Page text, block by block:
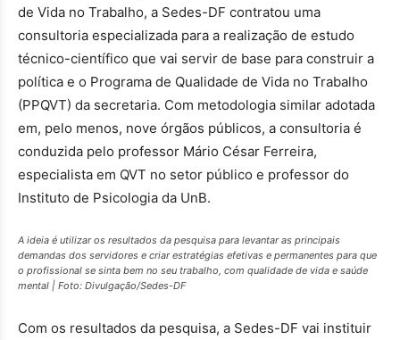
de Vida no Trabalho, a Sedes-DF contratou uma
consultoria especializada para a realização de estudo
técnico-científico que vai servir de base para construir a
política e o Programa de Qualidade de Vida no Trabalho
(PPQVT) da secretaria. Com metodologia similar adotada
em, pelo menos, nove órgãos públicos, a consultoria é
conduzida pelo professor Mário César Ferreira,
especialista em QVT no setor público e professor do
Instituto de Psicologia da UnB.
A ideia é utilizar os resultados da pesquisa para levantar as principais
demandas dos servidores e criar estratégias efetivas e permanentes para que
o profissional se sinta bem no seu trabalho, com qualidade de vida e saúde
mental | Foto: Divulgação/Sedes-DF
Com os resultados da pesquisa, a Sedes-DF vai instituir